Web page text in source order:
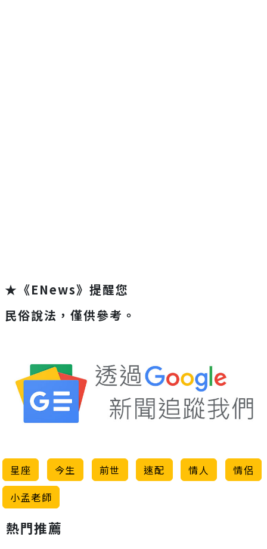
★《ENews》提醒您
民俗說法，僅供參考。
星座 今生 前世 速配 情人
情侶
小孟老師
熱門推薦